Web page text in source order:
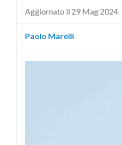
Aggiornato il 29 Mag 2024
Paolo Marelli